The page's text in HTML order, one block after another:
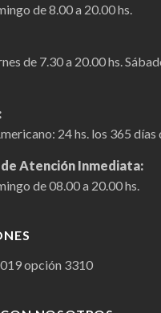
de 8.00 a 20.00 hs.
de 7.30 a 20.00 hs.
24 hs. los 365 días
Atención Inmediata:
de 08.00 a 20.00 hs.
opción 3310